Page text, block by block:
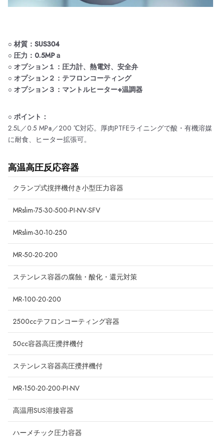
○ 材質：SUS304
○ 圧力：0.5MPａ
○ オプション１：圧力計、熱電対、安全弁
○ オプション２：テフロンコーティング
○ オプション３：マントルヒーター+温調器
○ ポイント：
2.5L／0.5 MPa／200 ℃対応。厚肉PTFEライニングで酸・有機溶媒
に耐食、ヒーター拡張可。
高温高圧反応容器
クランプ式撹拌機付き小型圧力容器
MRslim-75-30-500-PI-NV-SFV
MRslim-30-10-250
MR-50-20-200
ステンレス容器の腐蝕・酸化・還元対策
MR-100-20-200
2500ccテフロンコーティング容器
50cc容器高圧攪拌機付
ステンレス容器高圧攪拌機付
MR-150-20-200-PI-NV
高温用SUS溶接容器
ハーメチック圧力容器